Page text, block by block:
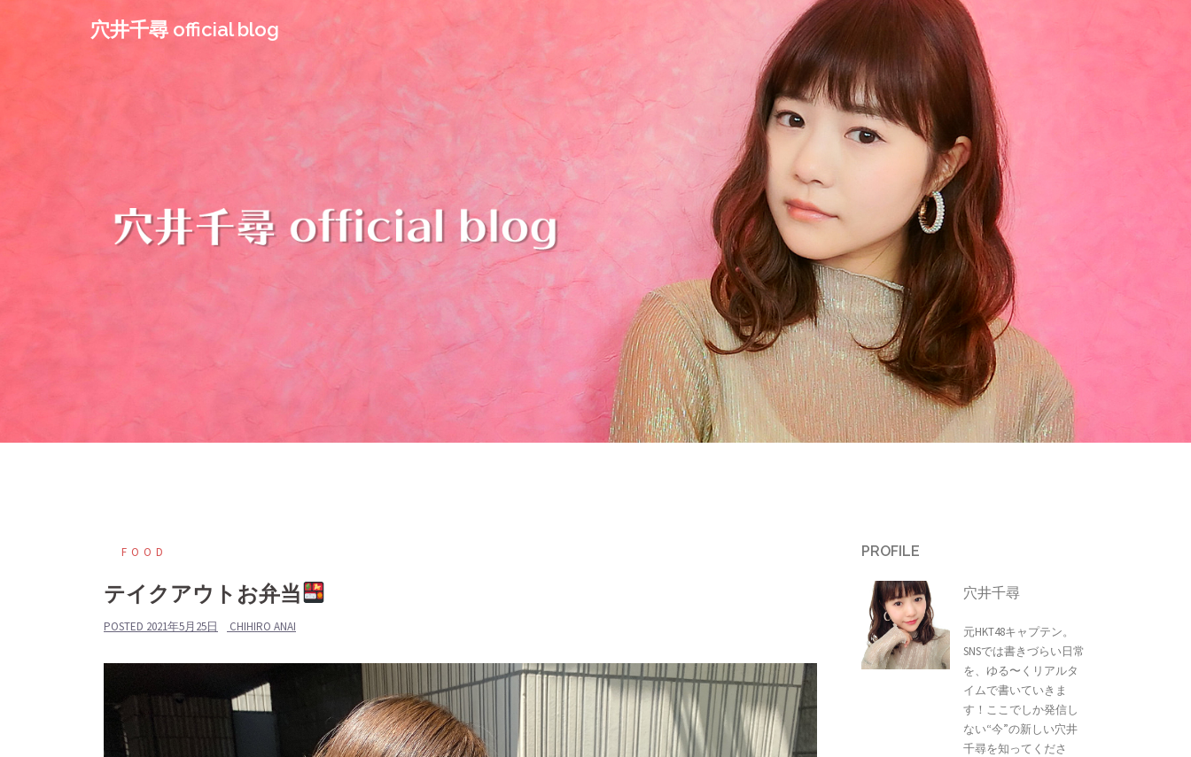
穴井千尋 official blog
FOOD
テイクアウトお弁当
POSTED 2021年5月25日 CHIHIRO ANAI
PROFILE
穴井千尋
元HKT48キャプテン。
SNSでは書きづらい日常
を、ゆる〜くリアルタ
イムで書いていきま
す！ここでしか発信し
ない“今”の新しい穴井
千尋を知ってくださ